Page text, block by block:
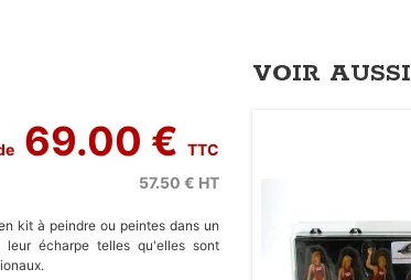
69.00 € TTC
57.50 € HT
kit à peindre ou peintes dans un
écharpe telles qu'elles sont
VOIR AUSSI